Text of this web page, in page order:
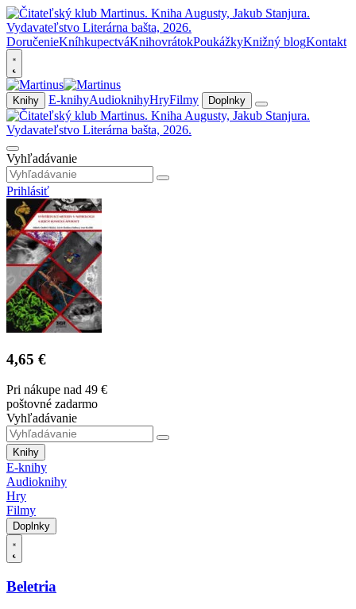
DoručenieKníhkupectváKnihovrátokPoukážkyKnižný blogKontakt
Knihy E-knihyAudioknihyHryFilmy Doplnky
Vyhľadávanie
Prihlásiť
4,65 €
Pri nákupe nad 49 €
poštovné zadarmo
Vyhľadávanie
Knihy
E-knihy
Audioknihy
Hry
Filmy
Doplnky
Beletria